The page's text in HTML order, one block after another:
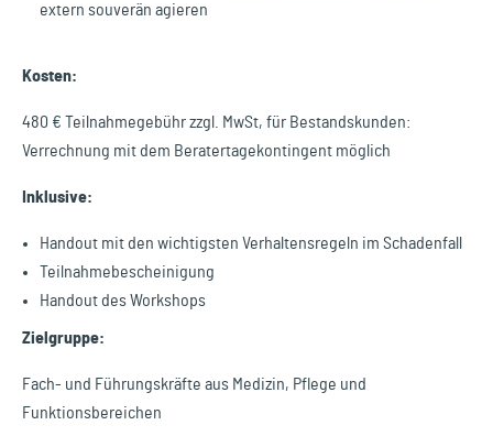
extern souverän agieren
Kosten:
480 € Teilnahmegebühr zzgl. MwSt, für Bestandskunden:
Verrechnung mit dem Beratertagekontingent möglich
Inklusive:
Handout mit den wichtigsten Verhaltensregeln im Schadenfall
Teilnahmebescheinigung
Handout des Workshops
Zielgruppe:
Fach- und Führungskräfte aus Medizin, Pflege und
Funktionsbereichen